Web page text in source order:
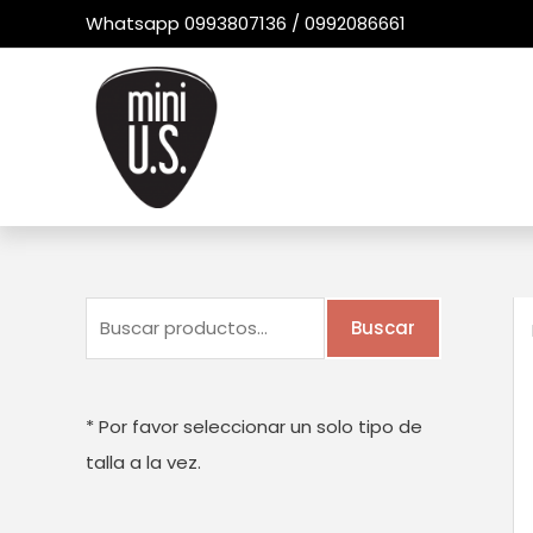
al
Whatsapp 0993807136 / 0992086661
c
a
Buscar
* Por favor seleccionar un solo tipo de
talla a la vez.